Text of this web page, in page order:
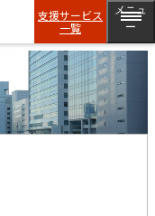
支援サービス
一覧
メニュ
ー